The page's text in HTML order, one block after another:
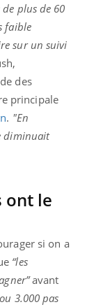
plus de 60
faible
sur un suivi
des
principale
. "En
diminuait
ont le
si on a
“les
avant
3.000 pas